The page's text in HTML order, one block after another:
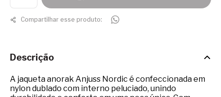
Compartilhar esse produto:
Descrição
A jaqueta anorak Anjuss Nordic é confeccionada em
nylon dublado com interno peluciado, unindo